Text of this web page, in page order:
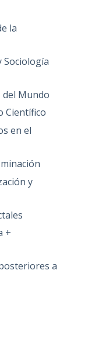
la
Sociología
del Mundo
Científico
en el
y
+
a